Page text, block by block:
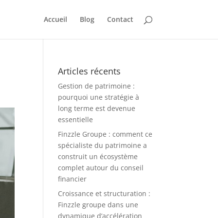
Accueil Blog Contact
Articles récents
Gestion de patrimoine :
pourquoi une stratégie à
long terme est devenue
essentielle
Finzzle Groupe : comment ce
spécialiste du patrimoine a
construit un écosystème
complet autour du conseil
financier
Croissance et structuration :
Finzzle groupe dans une
dynamique d’accélération